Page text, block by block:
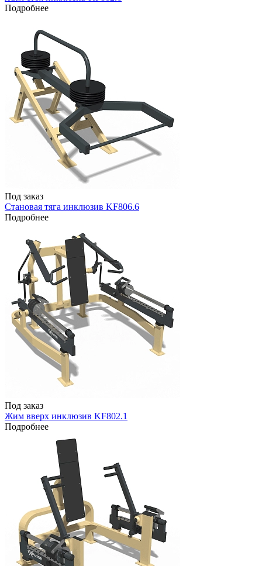
Подробнее
Под заказ
Становая тяга инклюзив KF806.6
Подробнее
Под заказ
Жим вверх инклюзив KF802.1
Подробнее